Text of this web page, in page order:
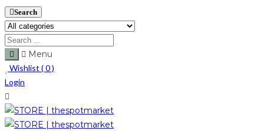
Search
Menu
Wishlist (0)
Login